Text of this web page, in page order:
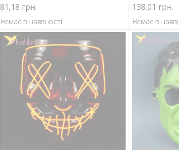
81,18 грн.
Немає в наявності
138,01 грн.
Немає в